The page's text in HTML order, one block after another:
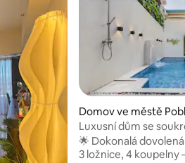
Domov ve městě
Luxusní dům se
pro společenská
🌟 Dokonalá
3 ložnice, 4 koupelny